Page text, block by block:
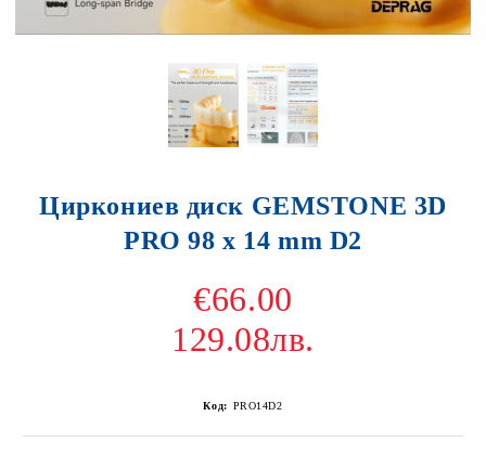
Циркониев диск GEMSTONE 3D
PRO 98 x 14 mm D2
€66.00
129.08лв.
Код: PRO14D2